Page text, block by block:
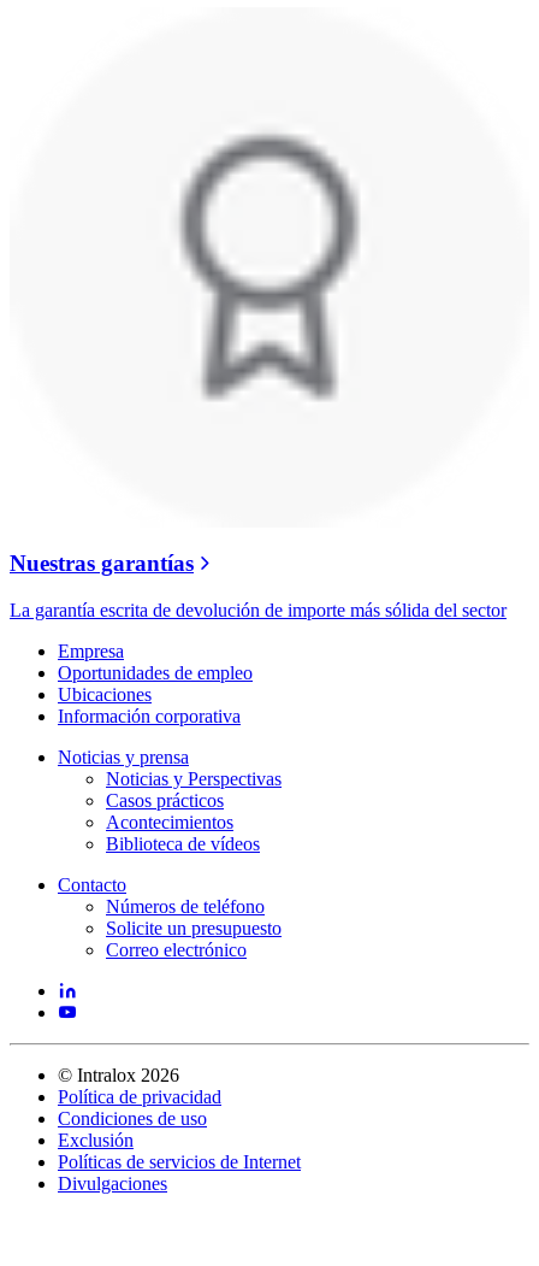
Nuestras garantías
La garantía escrita de devolución de importe más sólida del sector
Empresa
Oportunidades de empleo
Ubicaciones
Información corporativa
Noticias y prensa
Noticias y Perspectivas
Casos prácticos
Acontecimientos
Biblioteca de vídeos
Contacto
Números de teléfono
Solicite un presupuesto
Correo electrónico
© Intralox 2026
Política de privacidad
Condiciones de uso
Exclusión
Políticas de servicios de Internet
Divulgaciones